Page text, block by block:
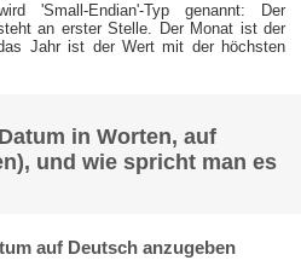
'Small-Endian'-Typ genannt: Der
an erster Stelle. Der Monat ist der
Jahr ist der Wert mit der höchsten
in Worten, auf
und wie spricht man es
auf Deutsch anzugeben